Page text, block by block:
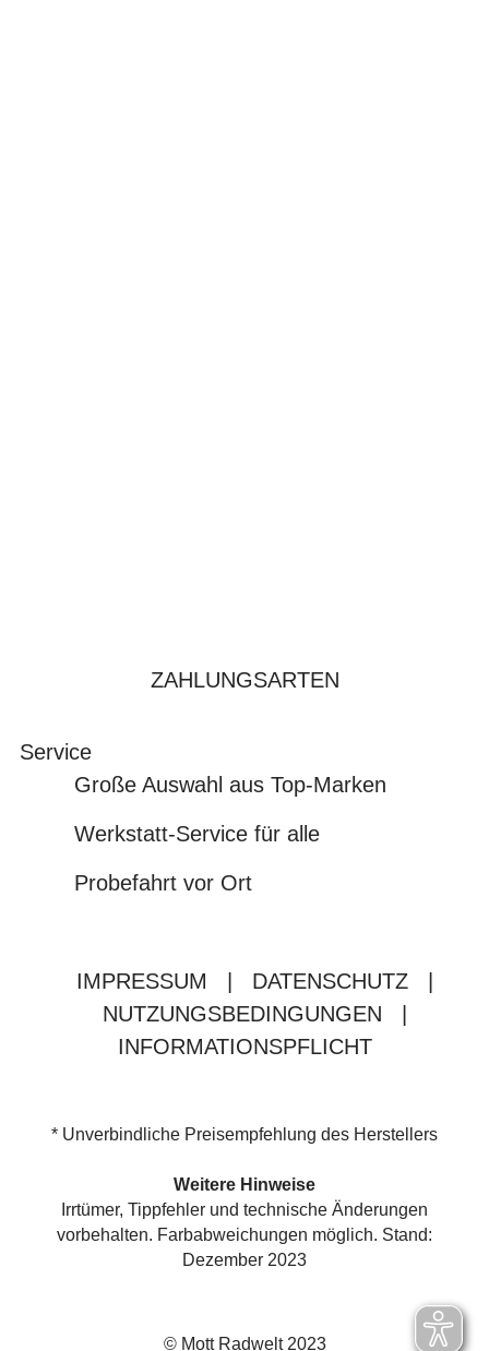
ZAHLUNGSARTEN
Service
Große Auswahl aus Top-Marken
Werkstatt-Service für alle
Probefahrt vor Ort
IMPRESSUM DATENSCHUTZ
NUTZUNGSBEDINGUNGEN
INFORMATIONSPFLICHT
* Unverbindliche Preisempfehlung des Herstellers
Weitere Hinweise
Irrtümer, Tippfehler und technische Änderungen
vorbehalten. Farbabweichungen möglich. Stand:
Dezember 2023
© Mott Radwelt 2023